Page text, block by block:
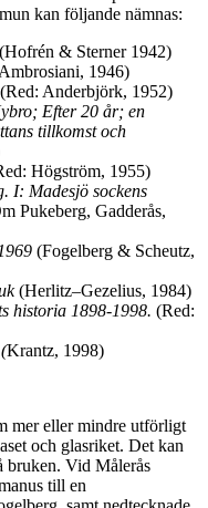
kan följande nämnas:
(Hofrén & Sterner 1942)
1946)
(Red: Anderbjörk, 1952)
Efter 20 år; en
tillkomst och
Högström, 1955)
I: Madesjö sockens
Pukeberg, Gadderås,
(Fogelberg & Scheutz,
(Herlitz–Gezelius, 1984)
historia 1898-1998. (Red:
Krantz, 1998)
mer eller mindre utförligt
och glasriket. Det kan
bruken. Vid Målerås
till en